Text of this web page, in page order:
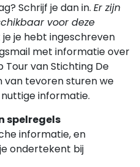
Schrijf je dan in. Er zijn
voor deze
je je hebt ingeschreven
met informatie over
Tour van Stichting De
van tevoren sturen we
informatie.
spelregels
informatie, en
ondertekent bij